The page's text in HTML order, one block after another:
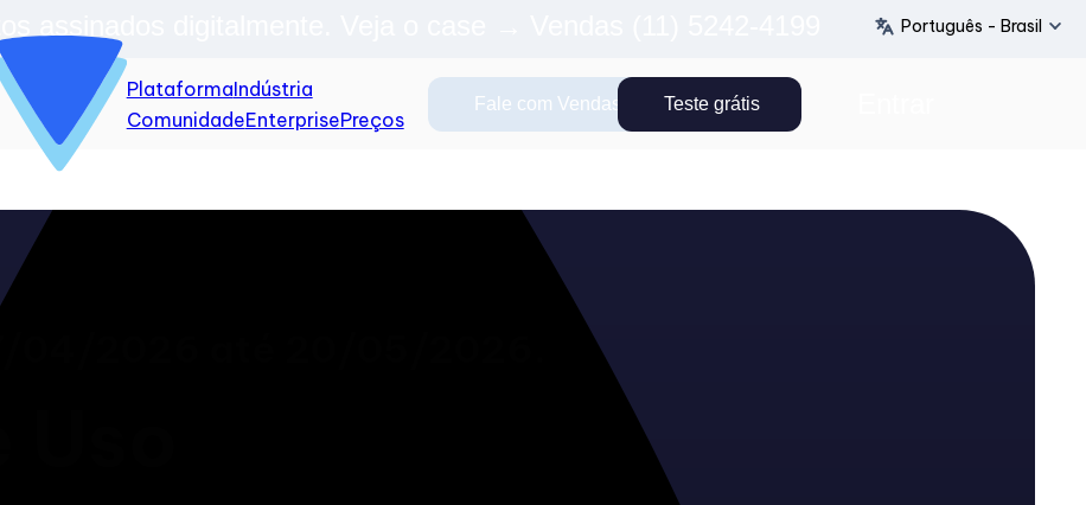
assinados digitalmente. Veja o case → Português - Brasil
PlataformaIndústria
ComunidadeEnterprisePreços
Fale com Vendas Teste grátis
04/2026 até 20/05/2026.